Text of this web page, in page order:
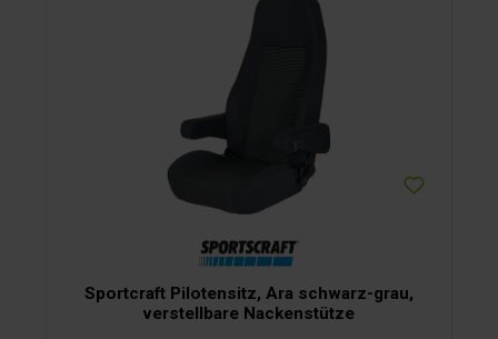
Sportcraft Pilotensitz, Ara schwarz-grau,
verstellbare Nackenstütze